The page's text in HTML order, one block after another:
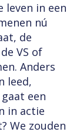
leven in een
nú
de
VS of
Anders
leed,
een
in actie
We zouden